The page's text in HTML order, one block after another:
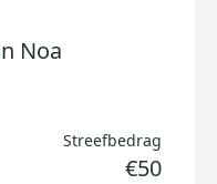
Noa
Streefbedrag
€50